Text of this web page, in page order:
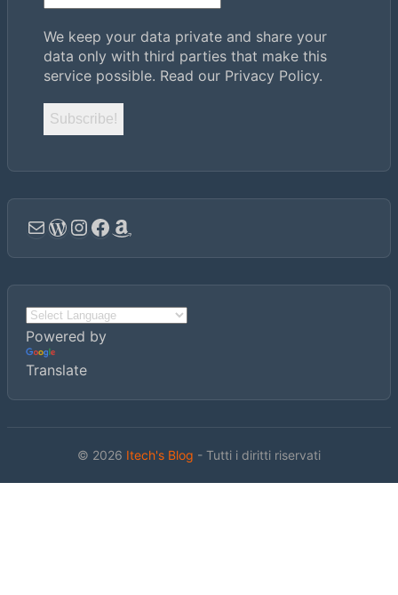
We keep your data private and share your
data only with third parties that make this
service possible. Read our Privacy Policy.
Email
WordPress
Instagram
Facebook
Amazon
Powered by
Translate
© 2026 Itech's Blog - Tutti i diritti riservati